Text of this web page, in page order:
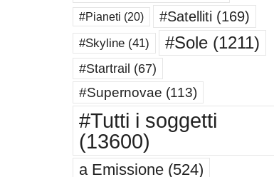
#Pianeti (20) #Satelliti (169)
#Skyline(41) #Sole(1211)
#Startrail (67)
#Supernovae (113)
#Tutti i soggetti
(13600)
a Emissione(524)